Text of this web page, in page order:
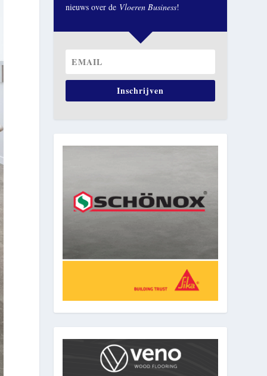
nieuws over de Vloeren Business!
Inschrijven